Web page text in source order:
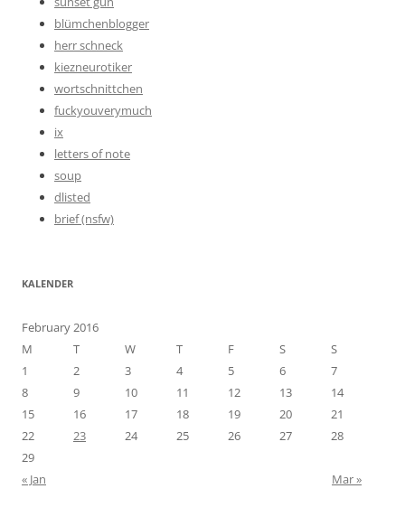
blümchenblogger
herr schneck
kiezneurotiker
wortschnittchen
fuckyouverymuch
ix
letters of note
soup
dlisted
brief (nsfw)
KALENDER
February 2016
M
T W T F S
S
1
2 3 4 5 6
7
8
9 10 11 12 13
14
15
16 17 18 19 20
21
22
23 24 25 26 27
28
29
« Jan
Mar »